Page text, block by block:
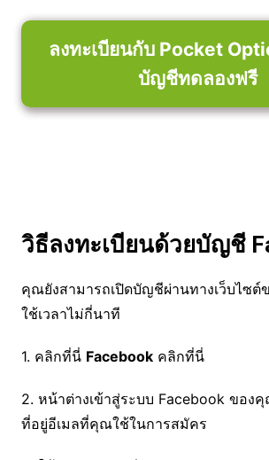
ลงทะเบียนกับ Pocket
บัญชีทดลองฟรี
วิธีลงทะเบียนด้วยบัญชี
คุณยังสามารถเปิดบัญชีผ่านทางเว็บไซต์
ใช้เวลาไม่กี่นาที
1. คลิกที่นี่ Facebookคลิกที่นี่
2. หน้าต่างเข้าสู่ระบบ Facebook ของ
ที่อยู่อีเมลที่คุณใช้ในการสมัคร